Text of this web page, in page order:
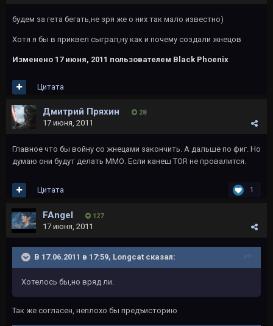
будем за гета бегать,не зря же о них так мало известно)
Хотя я бы в приквел сыграл,ну как и почему создали жнецов
Изменено 17 июня, 2011 пользователем Black Phoenix
Цитата
Дмитрий Пряхин 28
17 июня, 2011
Главное что бы войну со жнецами закончить. А дальше по фиг. Но
думаю они будут делать ММО. Если канеш TOR не провалится.
1
Цитата
FAngel 127
17 июня, 2011
В 17.06.2011 в 17:59, Longcat сказал:
Хотелось бы,но вряд ли.
Так же согласен, неплохо бы предъисторию